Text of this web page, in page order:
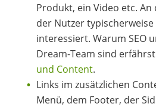
Produkt, ein Video etc.
der Nutzer
interessiert. Warum SEO
Dream-Team sind
und Content.
Links im zusätzlichen
Menü, dem Footer, der